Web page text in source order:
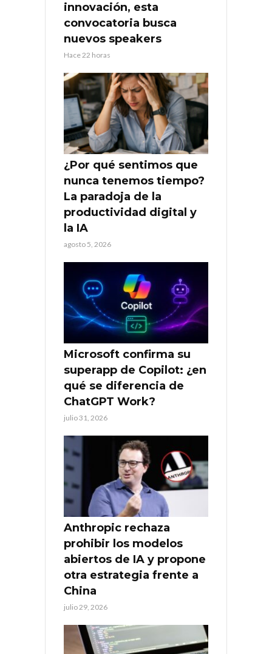
innovación, esta
convocatoria busca
nuevos speakers
Hace 22 horas
¿Por qué sentimos que
nunca tenemos tiempo?
La paradoja de la
productividad digital y
la IA
agosto 5, 2026
Microsoft confirma su
superapp de Copilot: ¿en
qué se diferencia de
ChatGPT Work?
julio 31, 2026
Anthropic rechaza
prohibir los modelos
abiertos de IA y propone
otra estrategia frente a
China
julio 29, 2026